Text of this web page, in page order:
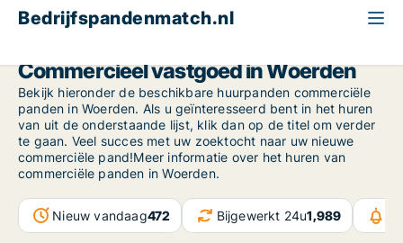
Bedrijfspandenmatch.nl
Commercieel vastgoed in Woerden
Bekijk hieronder de beschikbare huurpanden commerciële
panden in Woerden. Als u geïnteresseerd bent in het huren
van uit de onderstaande lijst, klik dan op de titel om verder
te gaan. Veel succes met uw zoektocht naar uw nieuwe
commerciële pand!Meer informatie over het huren van
commerciële panden in Woerden.
Nieuw vandaag472 Bijgewerkt 24u1,989